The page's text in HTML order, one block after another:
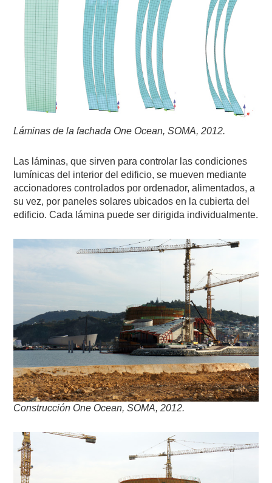
Láminas de la fachada One Ocean, SOMA, 2012.
Las láminas, que sirven para controlar las condiciones
lumínicas del interior del edificio, se mueven mediante
accionadores controlados por ordenador, alimentados, a
su vez, por paneles solares ubicados en la cubierta del
edificio. Cada lámina puede ser dirigida individualmente.
Construcción One Ocean, SOMA, 2012.